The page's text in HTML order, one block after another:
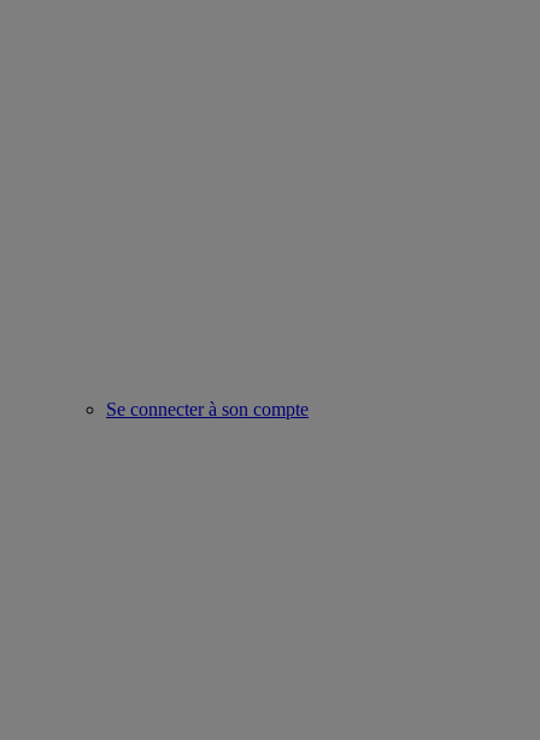
Se connecter à son compte